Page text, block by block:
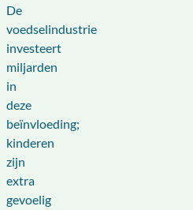
De
voedselindustrie
investeert
miljarden
in
deze
beïnvloeding;
kinderen
zijn
extra
gevoelig